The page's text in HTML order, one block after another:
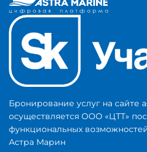
Бронирование услуг на сайте
осуществляется ООО «ЦТТ»
функциональных
Астра Марин